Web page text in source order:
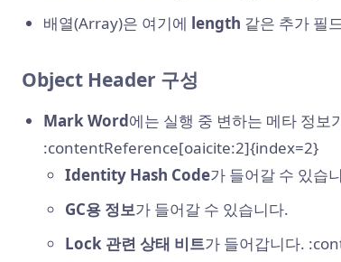
배열(Array)은 여기에 length 같은 추가 필
Object Header 구성
Mark Word에는 실행 중 변하는 메타 정보
:contentReference[oaicite:2]{index=2}
Identity Hash Code가 들어갈 수 있습
GC용 정보가 들어갈 수 있습니다.
Lock 관련 상태 비트가 들어갑니다.